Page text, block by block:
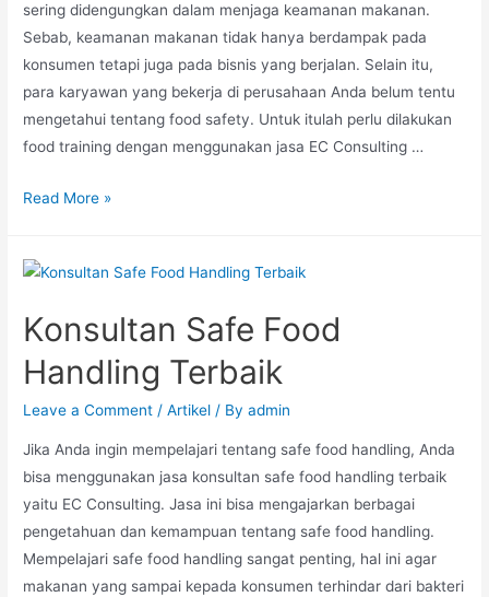
sering didengungkan dalam menjaga keamanan makanan.
Sebab, keamanan makanan tidak hanya berdampak pada
konsumen tetapi juga pada bisnis yang berjalan. Selain itu,
para karyawan yang bekerja di perusahaan Anda belum tentu
mengetahui tentang food safety. Untuk itulah perlu dilakukan
food training dengan menggunakan jasa EC Consulting …
Read More »
Konsultan Safe Food
Handling Terbaik
Leave a Comment /Artikel / Byadmin
Jika Anda ingin mempelajari tentang safe food handling, Anda
bisa menggunakan jasa konsultan safe food handling terbaik
yaitu EC Consulting. Jasa ini bisa mengajarkan berbagai
pengetahuan dan kemampuan tentang safe food handling.
Mempelajari safe food handling sangat penting, hal ini agar
makanan yang sampai kepada konsumen terhindar dari bakteri